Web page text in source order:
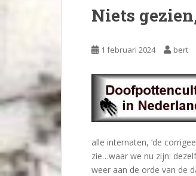
t
e
Niets
1 februari 2024 bert
alle internaten, ‘de
zie…waar we nu zijn:
weer aan de orde van de